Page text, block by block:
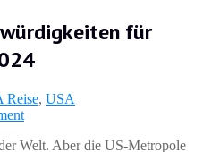
für
Reise, USA
Welt. Aber die US-Metropole